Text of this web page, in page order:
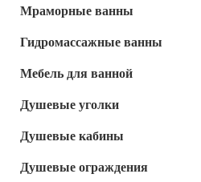
Мраморные ванны
Гидромассажные ванны
Мебель для ванной
Душевые уголки
Душевые кабины
Душевые ограждения